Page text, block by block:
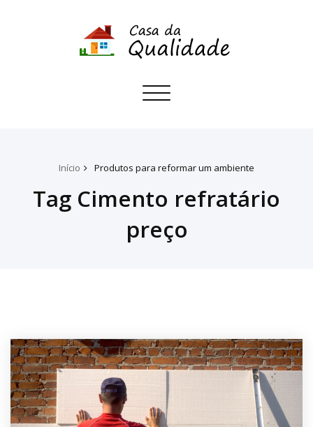
Toggle
Início Produtos para reformar um ambiente
Tag Cimento refratário
preço